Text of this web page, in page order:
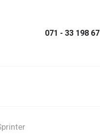
071 - 33 198 67